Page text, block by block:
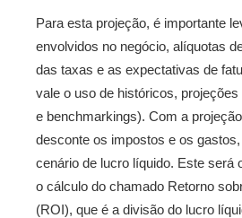
Para esta projeção, é importante
envolvidos no negócio, alíquotas
das taxas e as expectativas de
vale o uso de históricos,
e benchmarkings). Com a
desconte os impostos e os
cenário de lucro líquido. Este será
o cálculo do chamado Retorno
(ROI), que é a divisão do lucro